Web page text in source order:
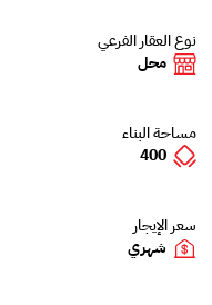
نوع العقار الفرعي
محل
مساحة البناء
400
سعر الإيجار
شهري